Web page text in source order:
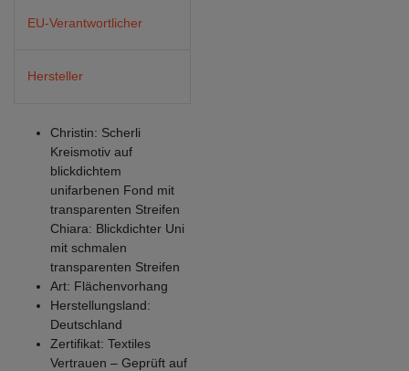
EU-Verantwortlicher
Hersteller
Christin: Scherli
Kreismotiv auf
blickdichtem
unifarbenen Fond mit
transparenten Streifen
Chiara: Blickdichter Uni
mit schmalen
transparenten Streifen
Art: Flächenvorhang
Herstellungsland:
Deutschland
Zertifikat: Textiles
Vertrauen – Geprüft auf